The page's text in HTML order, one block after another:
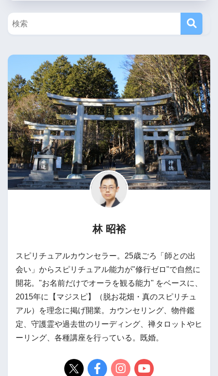
林 昭裕
スピリチュアルカウンセラー。25歳ごろ「師との出
会い」からスピリチュアル能力が"修行ゼロ"で自然に
開花。"お名前だけでオーラを観る能力" をベースに、
2015年に【マジスピ】（脱お花畑・真のスピリチュ
アル）を理念に掲げ開業。カウンセリング、物件鑑
定、守護霊や過去世のリーディング、禅タロットやヒ
ーリング、各種講座を行っている。既婚。